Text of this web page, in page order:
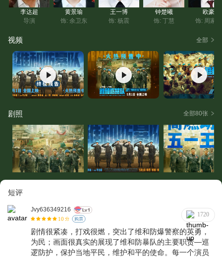
165,016 人评
李达超
导演
黄景瑜
饰: 余卫东
王一博
饰: 杨震
钟楚曦
饰: 丁慧
欧豪
饰: 周家轩
视频 全部
剧照 全部80张
短评
Jvy636349216
10 分 购票
1720
剧情很紧凑，打戏很燃，突出了维和防爆警察的英勇，
为民；画面很真实的展现了维和防暴队的主要职责—巡
逻防护，保护当地平民，维护和平的使命。每一个演员